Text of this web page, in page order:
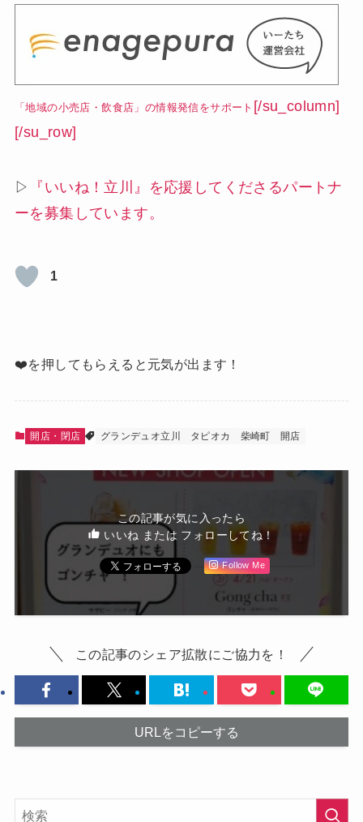
「地域の小売店・飲食店」の情報発信をサポート [/su_column]
[/su_row]
▷
『いいね！立川』を応援してくださるパートナ
ーを募集しています。
1
❤️を押してもらえると元気が出ます！
開店・閉店 グランデュオ立川 タピオカ 柴崎町 開店
この記事が気に入ったら
いいね または フォローしてね！
Follow Me
この記事のシェア拡散にご協力を！
URLをコピーする